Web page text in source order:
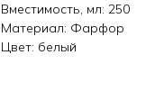
Вместимость, мл: 250
Материал: Фарфор
Цвет: белый